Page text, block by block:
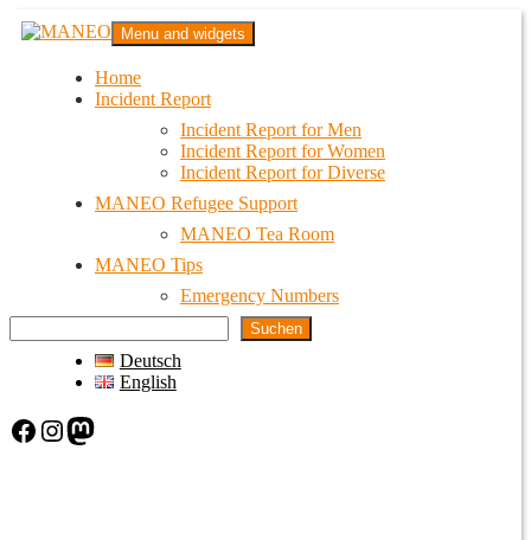
Skip
to MANEO
Das schwule Anti-Gewalt-Projekt in Berlin
Menu and widgets
Home
Incident Report
Incident Report for Men
Incident Report for Women
Incident Report for Diverse
MANEO Refugee Support
MANEO Tea Room
MANEO Tips
Emergency Numbers
Suchen
Deutsch
English
Facebook Instagram Mastodon